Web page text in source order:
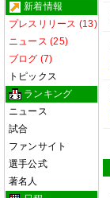
新着情報
プレスリリース (13)
ニュース (25)
ブログ (7)
トピックス
ランキング
ニュース
試合
ファンサイト
選手公式
著名人